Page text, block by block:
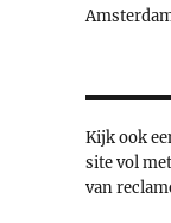
Kijk ook
site vol
van